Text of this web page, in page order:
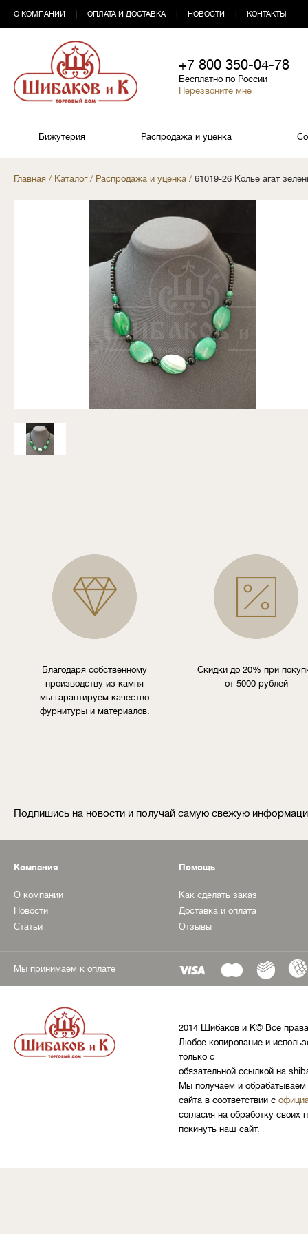
О КОМПАНИИ ОПЛАТА И ДОСТАВКА НОВОСТИ КОНТАКТЫ
+7 800 350-04-78
Бесплатно по России
Перезвоните мне
Бижутерия Распродажа и уценка
Главная / Каталог/ Распродажа и уценка / 61019-26 Колье агат
Благодаря собственному
производству из камня
мы гарантируем качество
фурнитуры и материалов.
Скидки до 20% при
от 5000 рублей
Подпишись на новости и получай самую свежую
Компания
О компании
Новости
Статьи
Помощь
Как сделать заказ
Доставка и оплата
Отзывы
Мы принимаем к оплате
2014 Шибаков и К© Все
Любое копирование и
только с
обязательной ссылкой на
Мы получаем и обрабатываем
сайта в соответствии с
согласия на обработку
покинуть наш сайт.